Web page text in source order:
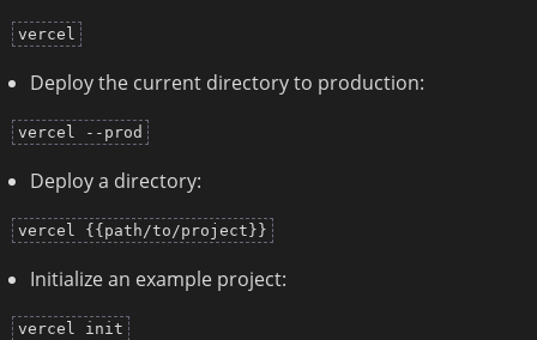
vercel
Deploy the current directory to production:
vercel --prod
Deploy a directory:
vercel {{path/to/project}}
Initialize an example project:
vercel init